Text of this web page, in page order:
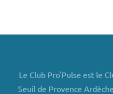
Le Club Pro'Pulse est le
Seuil de Provence